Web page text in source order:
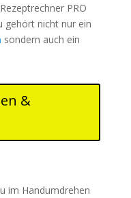
PRO
gehört nicht nur ein
sondern auch ein
&
im Handumdrehen